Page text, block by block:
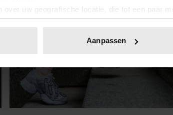
over uw geografische locatie, die tot een paar
door het actief te scannen op specifieke
of intrekken in de Cookieverklaring.
en advertenties te personaliseren, om
Ook delen we informatie over uw gebruik van
Deze partners kunnen deze gegevens
op basis van uw gebruik van hun
Aanpassen